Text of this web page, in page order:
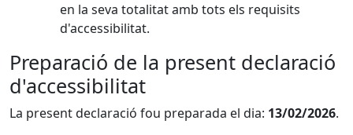
en la seva totalitat amb tots els requisits
d'accessibilitat.
Preparació de la present declaració
d'accessibilitat
La present declaració fou preparada el dia: 13/02/2026.